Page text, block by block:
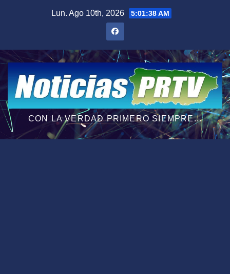
Lun. Ago 10th, 2026 5:01:39 AM
CON LA VERDAD PRIMERO SIEMPRE...